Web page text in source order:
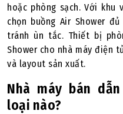
hoặc phòng sạch. Với
chọn buồng Air Shower
tránh ùn tắc. Thiết bị
Shower cho nhà máy điện
và layout sản xuất.
Nhà máy bán
loại nào?